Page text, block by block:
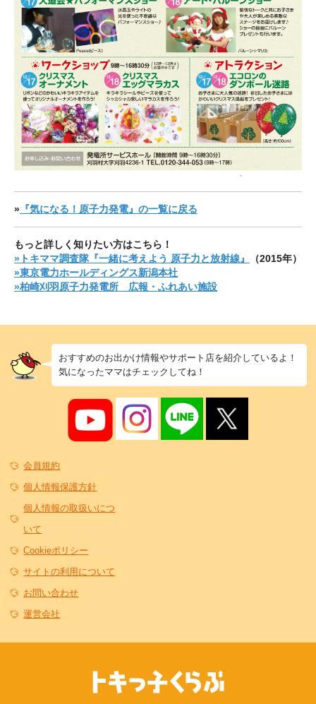
» 『気になる！原子力発電』の一覧に戻る
もっと詳しく知りたい方はこちら！
»トキママ調査隊『一緒に考えよう 原子力と放射線』
（2015年）
»東京電力ホールディングス新潟本社
»柏崎刈羽原子力発電所 広報・ふれあい施設
おすすめのお出かけ情報やサポート店を紹介しているよ！
気になったママはチェックしてね！
会員規約
個人情報保護方針
個人情報の取扱いにつ
いて
Cookieポリシー
サイトの利用について
お問い合わせ
運営会社